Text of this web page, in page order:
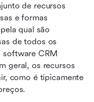
de recursos
e formas
qual são
de todos os
software CRM
geral, os recursos
como é tipicamente